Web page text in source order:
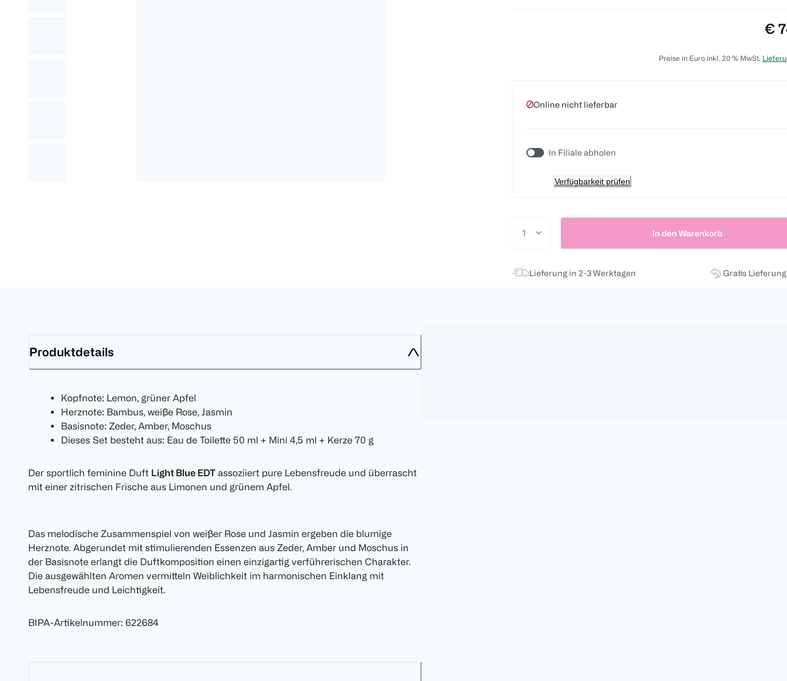
€
Preise in Euro inkl. 20 % MwSt.
Online nicht lieferbar
In Filiale abholen
Verfügbarkeit prüfen
In den Warenkorb
Lieferung in 2-3 Werktagen Gratis
Produktdetails
Kopfnote: Lemon, grüner Apfel
Herznote: Bambus, weiße Rose, Jasmin
Basisnote: Zeder, Amber, Moschus
Dieses Set besteht aus: Eau de Toilette 50 ml + Mini 4,5 ml + Kerze 70 g
Der sportlich feminine Duft Light Blue EDT assoziiert pure Lebensfreude und überrascht
mit einer zitrischen Frische aus Limonen und grünem Apfel.
Das melodische Zusammenspiel von weißer Rose und Jasmin ergeben die blumige
Herznote. Abgerundet mit stimulierenden Essenzen aus Zeder, Amber und Moschus in
der Basisnote erlangt die Duftkomposition einen einzigartig verführerischen Charakter.
Die ausgewählten Aromen vermitteln Weiblichkeit im harmonischen Einklang mit
Lebensfreude und Leichtigkeit.
BIPA-Artikelnummer: 622684